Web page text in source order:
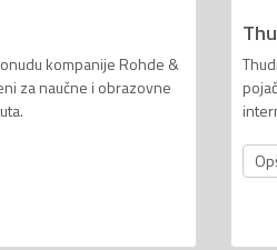
kompanije Rohde &
za naučne i obrazovne